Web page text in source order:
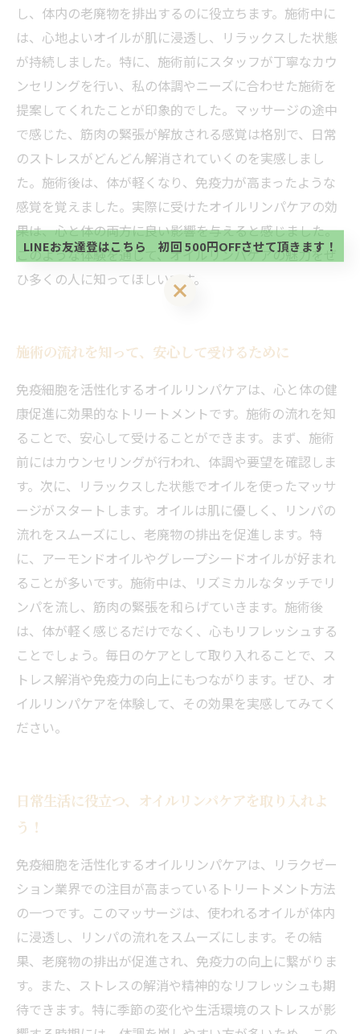
し、体内の老廃物を排出するのに役立ちます。施術中に
は、心地よいオイルが肌に浸透し、リラックスした状態
が持続しました。特に、施術前にスタッフが丁寧なカウ
ンセリングを行い、私の体調やニーズに合わせた施術を
提案してくれたことが印象的でした。マッサージの途中
で感じた、筋肉の緊張が解放される感覚は格別で、日常
のストレスがどんどん解消されていくのを実感しまし
た。施術後は、体が軽くなり、免疫力が高まったような
感覚を覚えました。実際に受けたオイルリンパケアの効
果は、心と体の両方に良い影響を与えると感じました。
このような体験を通じて、オイルリンパケアの魅力をぜ
ひ多くの人に知ってほしいです。
施術の流れを知って、安心して受けるために
免疫細胞を活性化するオイルリンパケアは、心と体の健
康促進に効果的なトリートメントです。施術の流れを知
ることで、安心して受けることができます。まず、施術
前にはカウンセリングが行われ、体調や要望を確認しま
す。次に、リラックスした状態でオイルを使ったマッサ
ージがスタートします。オイルは肌に優しく、リンパの
流れをスムーズにし、老廃物の排出を促進します。特
に、アーモンドオイルやグレープシードオイルが好まれ
ることが多いです。施術中は、リズミカルなタッチでリ
ンパを流し、筋肉の緊張を和らげていきます。施術後
は、体が軽く感じるだけでなく、心もリフレッシュする
ことでしょう。毎日のケアとして取り入れることで、ス
トレス解消や免疫力の向上にもつながります。ぜひ、オ
イルリンパケアを体験して、その効果を実感してみてく
ださい。
日常生活に役立つ、オイルリンパケアを取り入れよ
う！
免疫細胞を活性化するオイルリンパケアは、リラクゼー
ション業界での注目が高まっているトリートメント方法
の一つです。このマッサージは、使われるオイルが体内
に浸透し、リンパの流れをスムーズにします。その結
果、老廃物の排出が促進され、免疫力の向上に繋がりま
す。また、ストレスの解消や精神的なリフレッシュも期
待できます。特に季節の変化や生活環境のストレスが影
当サロンの公式LINE@にお友達登録頂いたお客様は
初回 500円OFFさせて頂きます。 既に 追加済の
方、不必要な方 お手数ですが、✖印でお閉じ下さ
い。
LINEお友達登はこちら 初回 500円OFFさせて頂きます！
当サロンの公式LINE@にお友達登録頂いたお客様は
初回 500円OFFさせて頂きます。 既に 追加済の
方、不必要な方 お手数ですが、✖印でお閉じ下さ
い。
LINEお友達登はこちら 初回 500円OFFさせて頂きます！